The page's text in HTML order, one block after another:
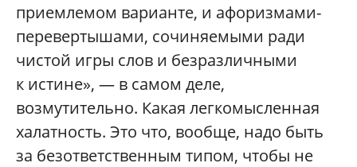
приемлемом варианте, и афоризмами-
перевертышами, сочиняемыми ради
чистой игры слов и безразличными
к истине», — в самом деле,
возмутительно. Какая легкомысленная
халатность. Это что, вообще, надо быть
за безответственным типом, чтобы не